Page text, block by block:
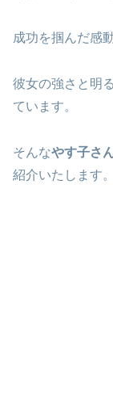
成功を掴んだ感
彼女の強さと明
ています。
そんなやす子さ
紹介いたします。